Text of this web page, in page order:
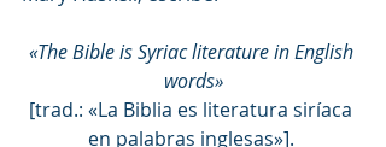
«The Bible is Syriac literature in English
words»
[trad.: «La Biblia es literatura siríaca
en palabras inglesas»].